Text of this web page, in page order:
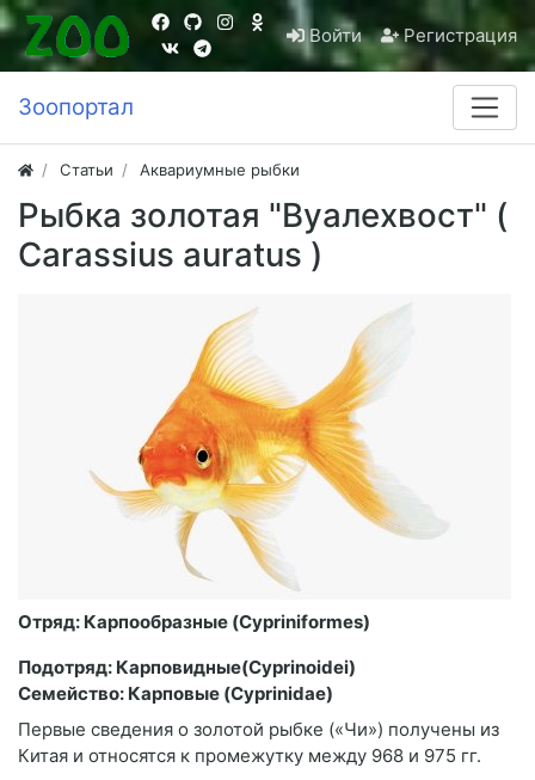
Войти Регистрация
Зоопортал
Статьи Аквариумные рыбки
Рыбка золотая "Вуалехвост" (
Carassius auratus )
Отряд: Карпообразные (Cypriniformes)
Подотряд: Карповидные(Cyprinoidei)
Семейство: Карповые (Cyprinidae)
Первые сведения о золотой рыбке («Чи») получены из
Китая и относятся к промежутку между 968 и 975 гг.